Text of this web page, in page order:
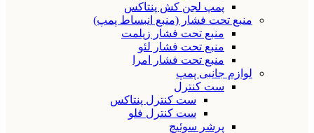
پمپ لجن کش پنتاکس
منبع تحت فشار (منبع انبساط پمپ)
منبع تحت فشار زیلمت
منبع تحت فشار لئو
منبع تحت فشار امرا
لوازم جانبی پمپ
ست کنترل
ست کنترل پنتاکس
ست کنترل فلو
پرشر سوئیچ